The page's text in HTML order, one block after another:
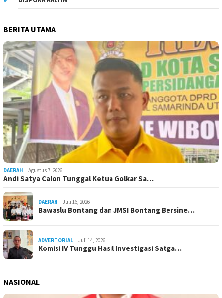
BERITA UTAMA
DAERAH Agustus 7, 2026
Andi Satya Calon Tunggal Ketua Golkar Sa…
DAERAH Juli 16, 2026
Bawaslu Bontang dan JMSI Bontang Bersine…
ADVERTORIAL Juli 14, 2026
Komisi IV Tunggu Hasil Investigasi Satga…
NASIONAL